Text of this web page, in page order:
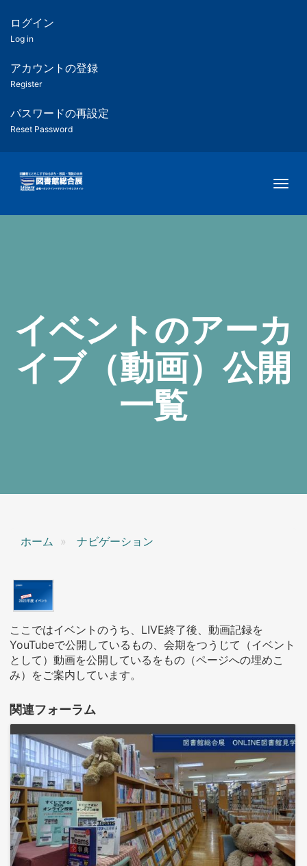
ツ
匿
名
ユ
ー
ー
用
メ
ログイン
Log in
アカウントの登録
Register
パスワードの再設定
Reset Password
イベントのアーカ
イブ（動画）公開
一覧
ホーム ナビゲーション
ここではイベントのうち、LIVE終了後、動画記録を
YouTubeで公開しているもの、会期をつうじて（イベント
として）動画を公開しているをもの（ページへの埋めこ
み）をご案内しています。
関連フォーラム